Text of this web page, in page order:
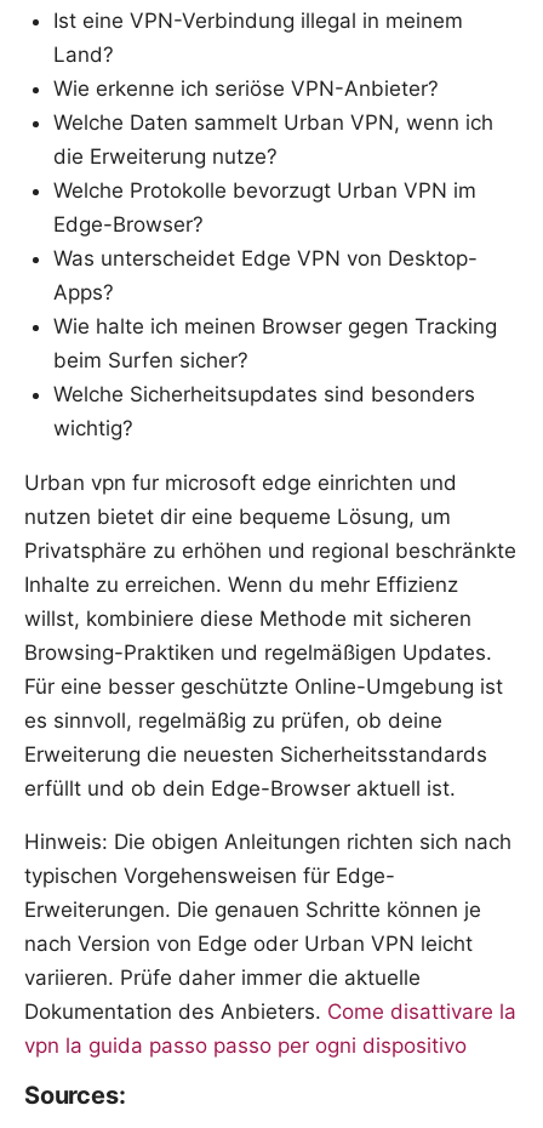
Ist eine VPN-Verbindung illegal in meinem
Land?
Wie erkenne ich seriöse VPN-Anbieter?
Welche Daten sammelt Urban VPN, wenn ich
die Erweiterung nutze?
Welche Protokolle bevorzugt Urban VPN im
Edge-Browser?
Was unterscheidet Edge VPN von Desktop-
Apps?
Wie halte ich meinen Browser gegen Tracking
beim Surfen sicher?
Welche Sicherheitsupdates sind besonders
wichtig?
Urban vpn fur microsoft edge einrichten und
nutzen bietet dir eine bequeme Lösung, um
Privatsphäre zu erhöhen und regional beschränkte
Inhalte zu erreichen. Wenn du mehr Effizienz
willst, kombiniere diese Methode mit sicheren
Browsing-Praktiken und regelmäßigen Updates.
Für eine besser geschützte Online-Umgebung ist
es sinnvoll, regelmäßig zu prüfen, ob deine
Erweiterung die neuesten Sicherheitsstandards
erfüllt und ob dein Edge-Browser aktuell ist.
Hinweis: Die obigen Anleitungen richten sich nach
typischen Vorgehensweisen für Edge-
Erweiterungen. Die genauen Schritte können je
nach Version von Edge oder Urban VPN leicht
variieren. Prüfe daher immer die aktuelle
Dokumentation des Anbieters. Come disattivare la
vpn la guida passo passo per ogni dispositivo
Sources: